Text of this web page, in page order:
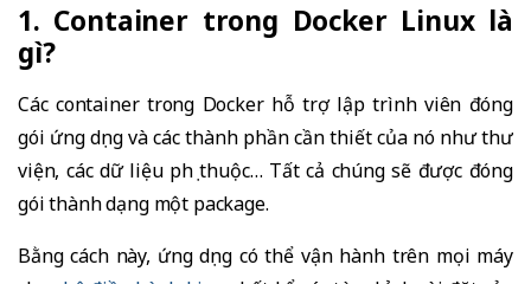
1. Container trong Docker Linux là
gì?
Các container trong Docker hỗ trợ lập trình viên đóng
gói ứng dụng và các thành phần cần thiết của nó như thư
viện, các dữ liệu phụ thuộc… Tất cả chúng sẽ được đóng
gói thành dạng một package.
Bằng cách này, ứng dụng có thể vận hành trên mọi máy